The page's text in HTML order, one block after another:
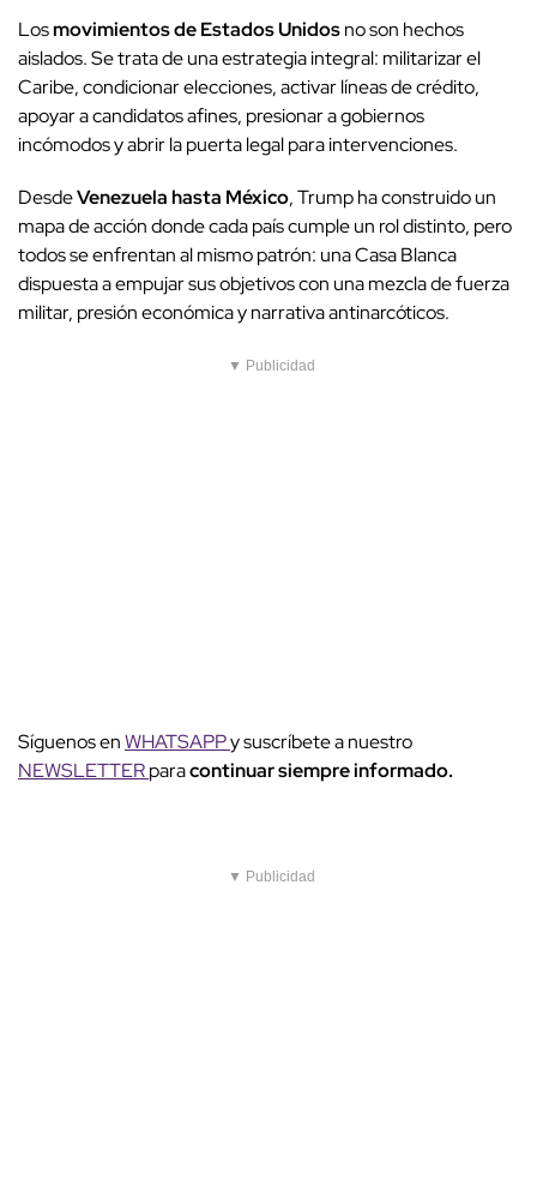
Losmovimientos de Estados Unidosno son hechos
aislados. Se trata de una estrategia integral: militarizar el
Caribe, condicionar elecciones, activar líneas de crédito,
apoyar a candidatos afines, presionar a gobiernos
incómodos y abrir la puerta legal para intervenciones.
DesdeVenezuela hasta México, Trump ha construido un
mapa de acción donde cada país cumple un rol distinto, pero
todos se enfrentan al mismo patrón: una Casa Blanca
dispuesta a empujar sus objetivos con una mezcla de fuerza
militar, presión económica y narrativa antinarcóticos.
▼ Publicidad
Síguenos enWHATSAPPy suscríbete a nuestro
NEWSLETTERparacontinuar siempre informado.
▼ Publicidad